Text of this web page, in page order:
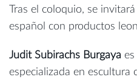
Tras el coloquio, se
español con productos
Judit Subirachs Burgaya
especializada en escultura